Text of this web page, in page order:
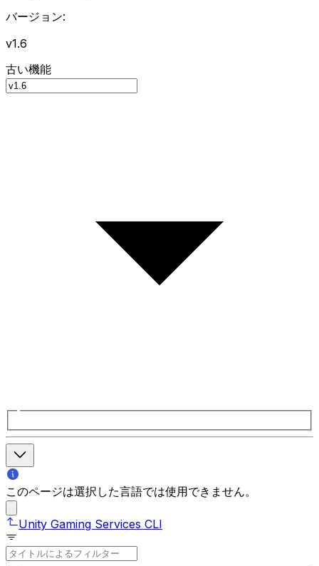
バージョン:
v1.6
古い機能
このページは選択した言語では使用できません。
Unity Gaming Services CLI